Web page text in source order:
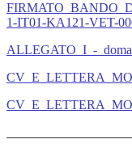
1-IT01-KA121-VET-
ALLEGATO_I_-